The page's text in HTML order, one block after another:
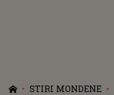
STIRI MONDENE